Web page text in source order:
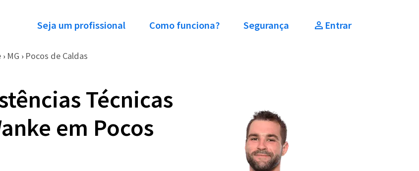
Seja um profissional Como funciona? Segurança Entrar
› MG › Pocos de Caldas
Técnicas
em Pocos